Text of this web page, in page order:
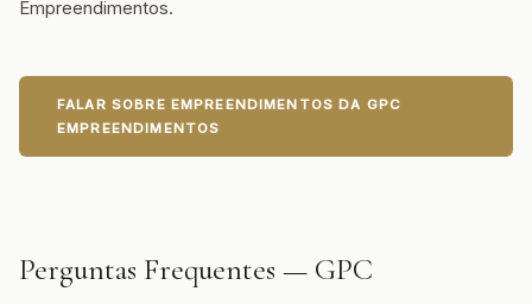
Empreendimentos.
FALAR SOBRE EMPREENDIMENTOS DA GPC
EMPREENDIMENTOS
Perguntas Frequentes — GPC